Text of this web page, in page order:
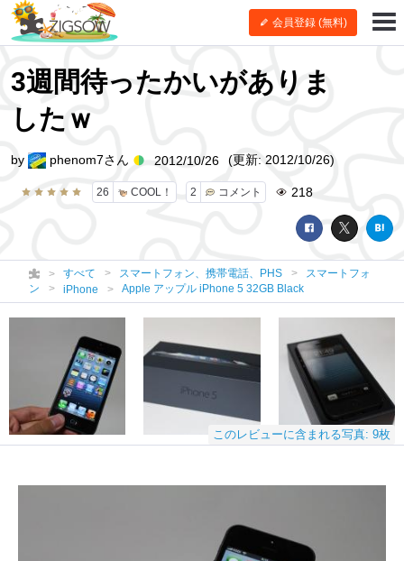
会員登録 (無料)
3週間待ったかいがありま
したｗ
26 COOL！ 2 コメント 218
by phenom7さん 2012/10/26 (更新: 2012/10/26)
すべて スマートフォン、携帯電話、PHS
スマートフォ
ン
iPhone Apple アップル iPhone 5 32GB Black
このレビューに含まれる写真: 9枚